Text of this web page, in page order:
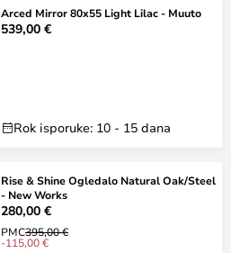
Arced Mirror 80x55 Light Lilac - Muuto
539,00 €
Rok isporuke: 10 - 15 dana
Rise & Shine Ogledalo Natural Oak/Steel
- New Works
280,00 €
PMC395,00 €
-115,00 €